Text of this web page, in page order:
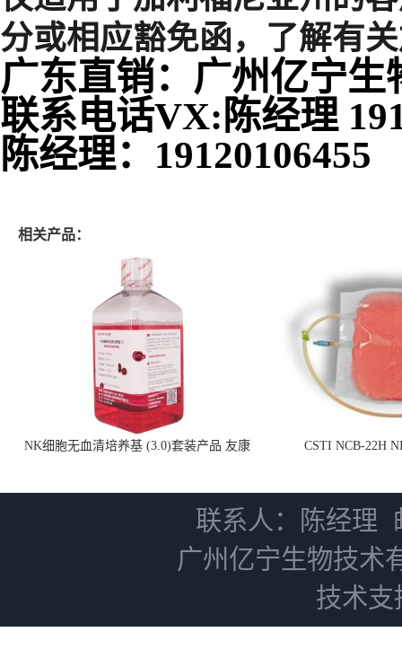
分或相应豁免函，了解有
广东直销：广州亿宁生
联系电话VX:陈经理
陈经理：19120106455
相关产品：
NK细胞无血清培养基 (3.0)套装产品 友康
CSTI NCB-22H
联系人：陈经理
广州亿宁生物技术
技术